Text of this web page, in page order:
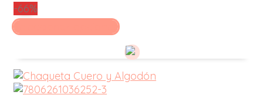
-66%
Seleccionar opciones